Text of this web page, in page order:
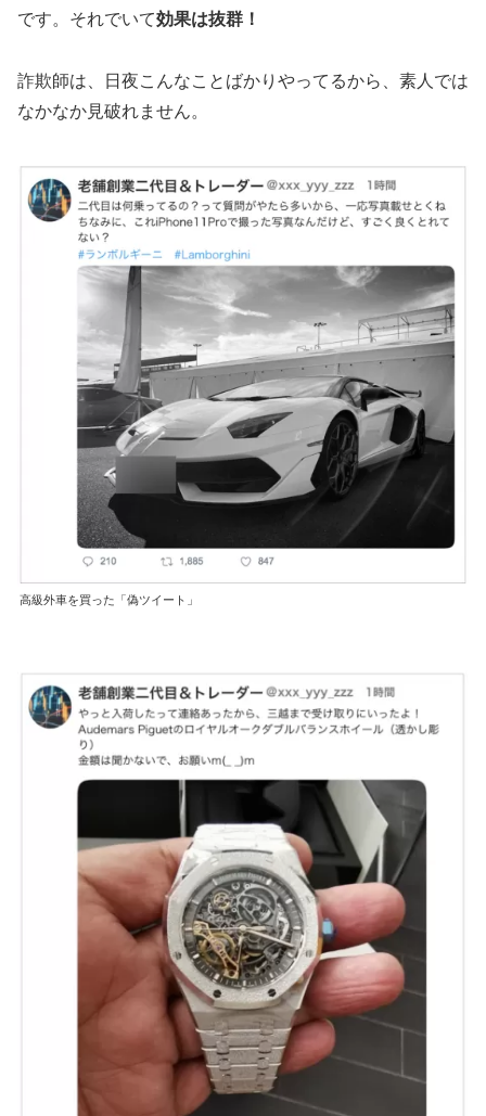
です。それでいて効果は抜群！
詐欺師は、日夜こんなことばかりやってるから、素人では
なかなか見破れません。
高級外車を買った「偽ツイート」